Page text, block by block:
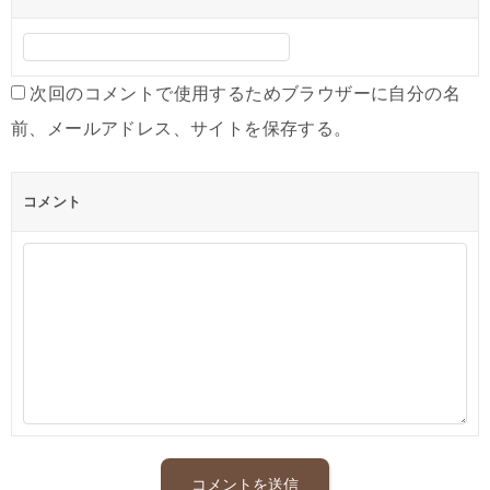
次回のコメントで使用するためブラウザーに自分の名
前、メールアドレス、サイトを保存する。
コメント